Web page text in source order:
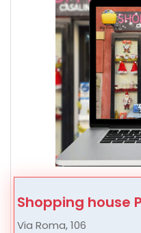
Shopping house
Via Roma, 106